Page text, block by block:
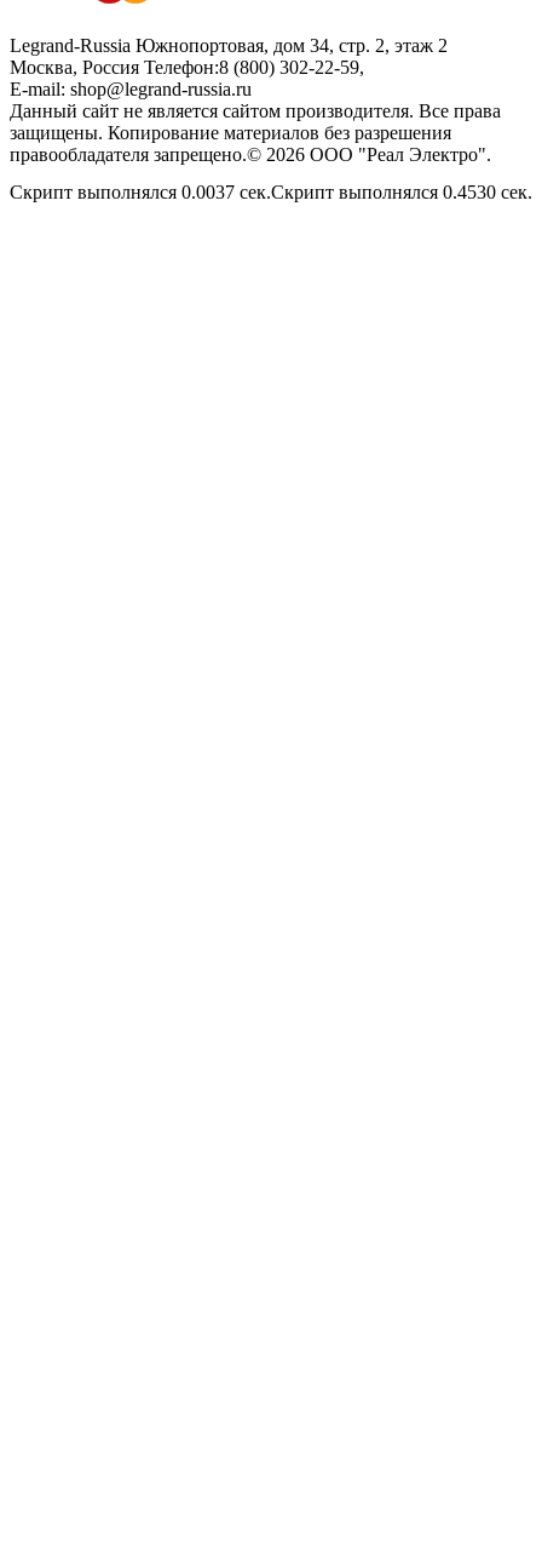
Legrand-Russia Южнопортовая, дом 34, стр. 2, этаж 2
Москва, Россия Телефон:8 (800) 302-22-59,
E-mail: shop@legrand-russia.ru
Данный сайт не является сайтом производителя. Все права
защищены. Копирование материалов без разрешения
правообладателя запрещено.© 2026 ООО "Реал Электро".
Скрипт выполнялся 0.0037 сек.Скрипт выполнялся 0.4530 сек.